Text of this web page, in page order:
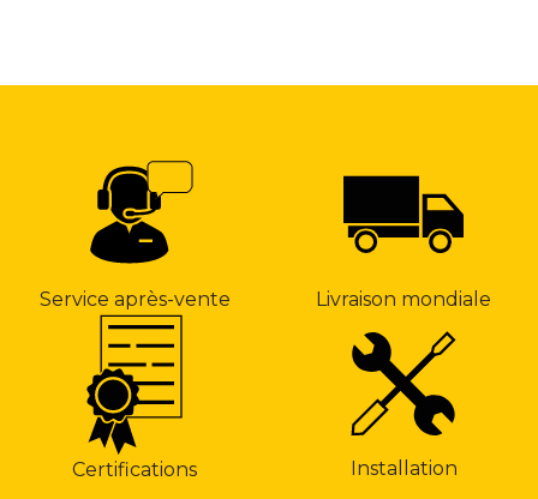
Service après-vente Livraison mondiale
Certifications Installation